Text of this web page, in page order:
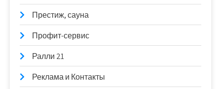
Престиж, сауна
Профит-сервис
Ралли 21
Реклама и Контакты